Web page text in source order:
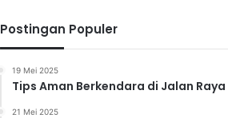
Postingan Populer
19 Mei 2025
Tips Aman Berkendara di Jalan Raya
21 Mei 2025